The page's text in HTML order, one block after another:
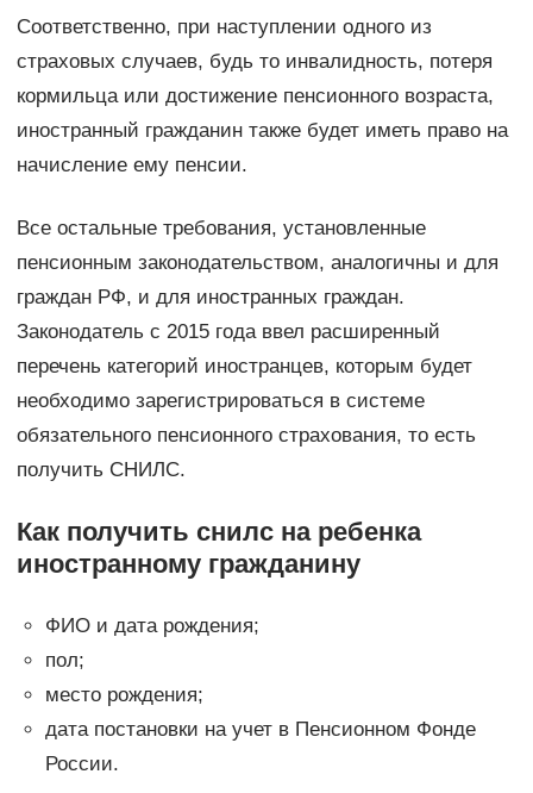
Соответственно, при наступлении одного из
страховых случаев, будь то инвалидность, потеря
кормильца или достижение пенсионного возраста,
иностранный гражданин также будет иметь право на
начисление ему пенсии.
Все остальные требования, установленные
пенсионным законодательством, аналогичны и для
граждан РФ, и для иностранных граждан.
Законодатель с 2015 года ввел расширенный
перечень категорий иностранцев, которым будет
необходимо зарегистрироваться в системе
обязательного пенсионного страхования, то есть
получить СНИЛС.
Как получить снилс на ребенка
иностранному гражданину
ФИО и дата рождения;
пол;
место рождения;
дата постановки на учет в Пенсионном Фонде
России.